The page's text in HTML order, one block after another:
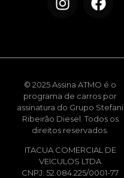
© 2025 Assina ATMO é o
programa de carros por
assinatura do Grupo Stefani
Ribeirão Diesel. Todos os
direitos reservados.
ITACUA COMERCIAL DE
VEICULOS LTDA
CNPJ: 52.084.225/0001-77